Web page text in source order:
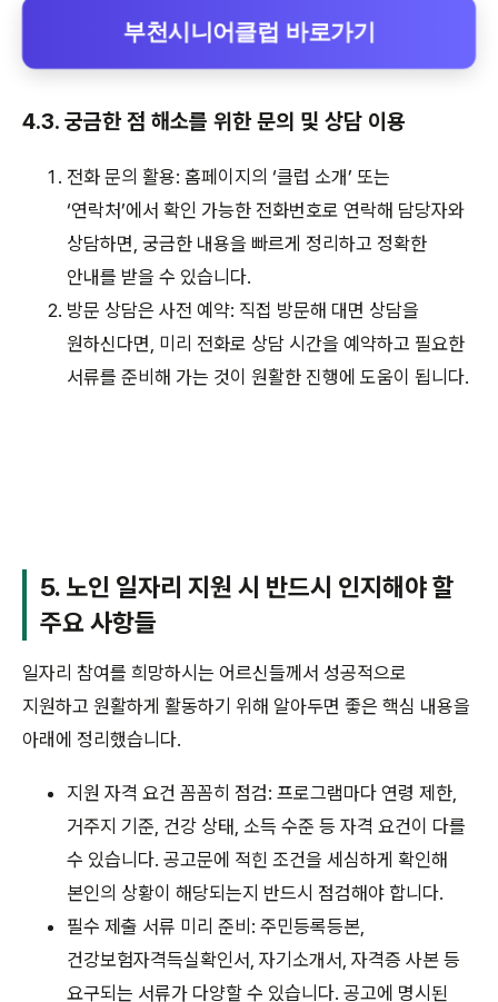
부천시니어클럽 바로가기
4.3. 궁금한 점 해소를 위한 문의 및 상담 이용
전화 문의 활용: 홈페이지의 ‘클럽 소개’ 또는
‘연락처’에서 확인 가능한 전화번호로 연락해 담당자와
상담하면, 궁금한 내용을 빠르게 정리하고 정확한
안내를 받을 수 있습니다.
방문 상담은 사전 예약: 직접 방문해 대면 상담을
원하신다면, 미리 전화로 상담 시간을 예약하고 필요한
서류를 준비해 가는 것이 원활한 진행에 도움이 됩니다.
5. 노인 일자리 지원 시 반드시 인지해야 할
주요 사항들
일자리 참여를 희망하시는 어르신들께서 성공적으로
지원하고 원활하게 활동하기 위해 알아두면 좋은 핵심 내용을
아래에 정리했습니다.
지원 자격 요건 꼼꼼히 점검: 프로그램마다 연령 제한,
거주지 기준, 건강 상태, 소득 수준 등 자격 요건이 다를
수 있습니다. 공고문에 적힌 조건을 세심하게 확인해
본인의 상황이 해당되는지 반드시 점검해야 합니다.
필수 제출 서류 미리 준비: 주민등록등본,
건강보험자격득실확인서, 자기소개서, 자격증 사본 등
요구되는 서류가 다양할 수 있습니다. 공고에 명시된